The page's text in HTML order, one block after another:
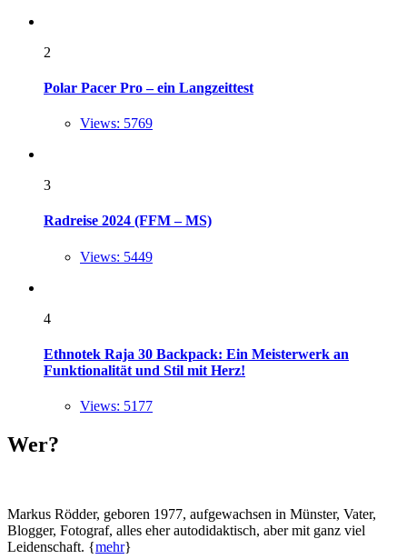
2
Polar Pacer Pro – ein Langzeittest
Views: 5769
3
Radreise 2024 (FFM – MS)
Views: 5449
4
Ethnotek Raja 30 Backpack: Ein Meisterwerk an
Funktionalität und Stil mit Herz!
Views: 5177
Wer?
Markus Rödder, geboren 1977, aufgewachsen in Münster, Vater,
Blogger, Fotograf, alles eher autodidaktisch, aber mit ganz viel
Leidenschaft. {mehr}